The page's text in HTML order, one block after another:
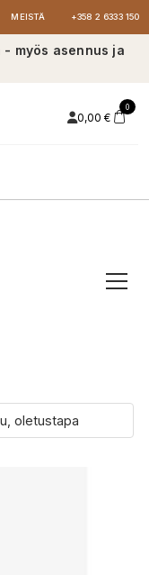
MEISTÄ +358 2 6333 150
myös asennus ja
0,00 €
0